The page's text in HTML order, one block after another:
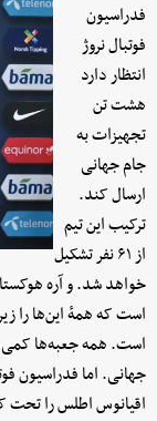
فدراسیون
فوتبال نروژ
انتظار دارد
هشت تن
تجهیزات به
جام جهانی
ارسال کند.
ترکیب این تیم
از ۶۱ نفر تشکیل
خواهد شد. و آره
است که همهٔ این‌ها را
است. همه جعبه‌ها کمی
جهانی. اما فدراسیون
اقیانوس اطلس را تحت